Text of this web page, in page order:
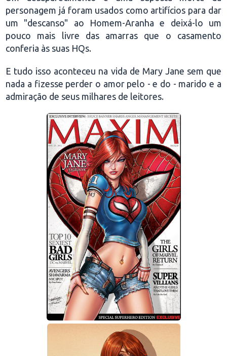
personagem já foram usados como artifícios para dar
um "descanso" ao Homem-Aranha e deixá-lo um
pouco mais livre das amarras que o casamento
conferia às suas HQs.
E tudo isso aconteceu na vida de Mary Jane sem que
nada a fizesse perder o amor pelo - e do - marido e a
admiração de seus milhares de leitores.